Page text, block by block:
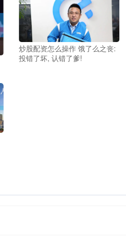
炒股配资怎么操作 饿了么之丧:
投错了坏, 认错了爹!